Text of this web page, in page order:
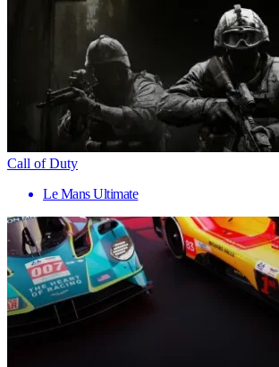
Call of Duty
Le Mans Ultimate